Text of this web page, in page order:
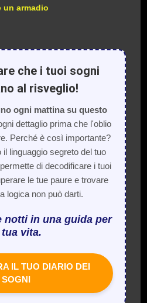
un armadio
che i tuoi sogni
al risveglio!
ogni mattina su questo
dettaglio prima che l'oblio
Perché è così importante?
linguaggio segreto del tuo
di decodificare i tuoi
le tue paure e trovare
logica non può darti.
notti in una guida per
vita.
IL TUO DIARIO DEI
SOGNI